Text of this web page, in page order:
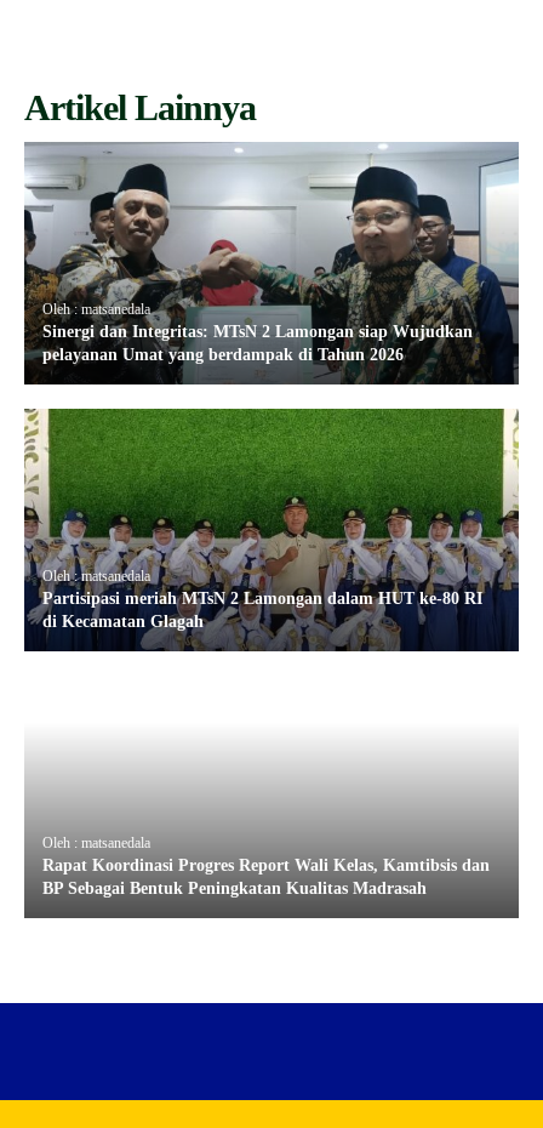
Artikel Lainnya
Oleh : matsanedala
Sinergi dan Integritas: MTsN 2 Lamongan siap Wujudkan
pelayanan Umat yang berdampak di Tahun 2026
Oleh : matsanedala
Partisipasi meriah MTsN 2 Lamongan dalam HUT ke-80 RI
di Kecamatan Glagah
Oleh : matsanedala
Rapat Koordinasi Progres Report Wali Kelas, Kamtibsis dan
BP Sebagai Bentuk Peningkatan Kualitas Madrasah